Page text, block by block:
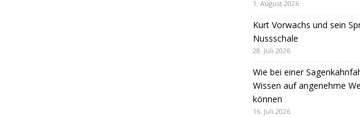
1. August 2026
Kurt Vorwachs und sein
Nussschale
28. Juli 2026
Wie bei einer
Wissen auf angenehme
können
16. Juli 2026